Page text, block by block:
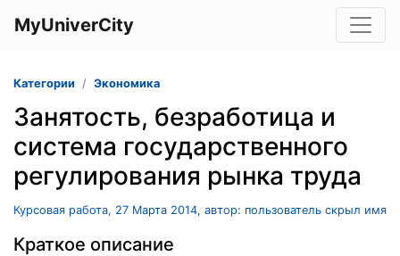
MyUniverCity
Категории Экономика
Занятость, безработица и
система государственного
регулирования рынка труда
Курсовая работа, 27 Марта 2014, автор: пользователь скрыл имя
Краткое описание